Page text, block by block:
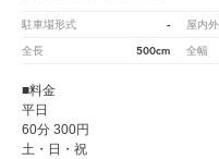
駐車場形式 - 屋内
全長 500cm 全幅
■料金
平日
60分 300円
土・日・祝